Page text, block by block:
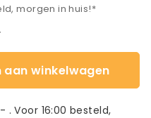
morgen in huis!*
aan winkelwagen
Voor 16:00 besteld,